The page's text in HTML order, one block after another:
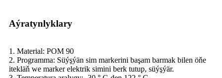
Aýratynlyklary
1. Material: POM 90
2. Programma: Süýşýän sim markerini başam barmak bilen öňe
itekläň we marker elektrik simini berk tutup, süýşýär.